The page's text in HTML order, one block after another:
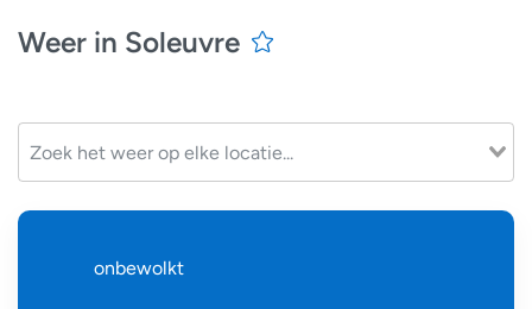
Weer in Soleuvre
onbewolkt